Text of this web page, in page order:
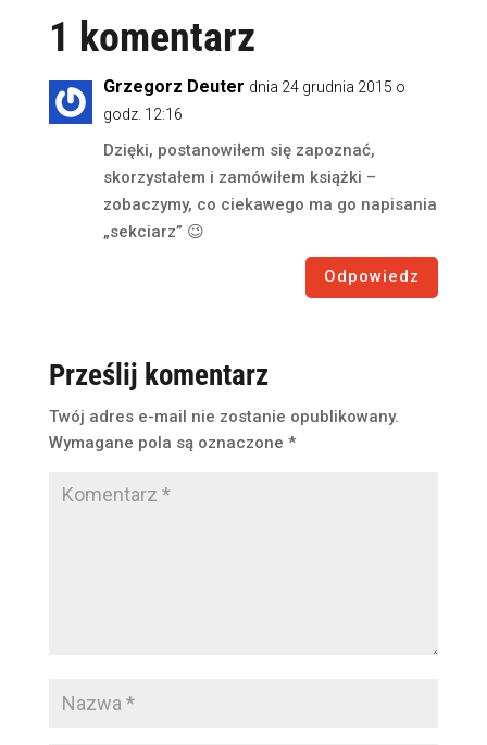
1 komentarz
Grzegorz Deuter dnia 24 grudnia 2015 o
godz. 12:16
Dzięki, postanowiłem się zapoznać,
skorzystałem i zamówiłem książki –
zobaczymy, co ciekawego ma go napisania
„sekciarz” 😉
Odpowiedz
Prześlij komentarz
Twój adres e-mail nie zostanie opublikowany.
Wymagane pola są oznaczone *